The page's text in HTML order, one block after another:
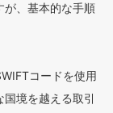
が、基本的な手順
コードを使用
境を越える取引